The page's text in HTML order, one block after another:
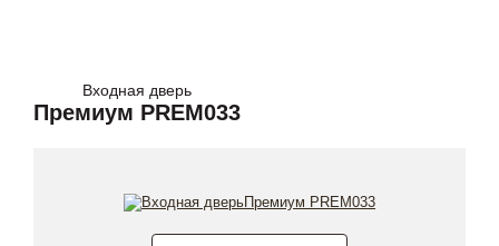
Входная дверь
Премиум PREM033